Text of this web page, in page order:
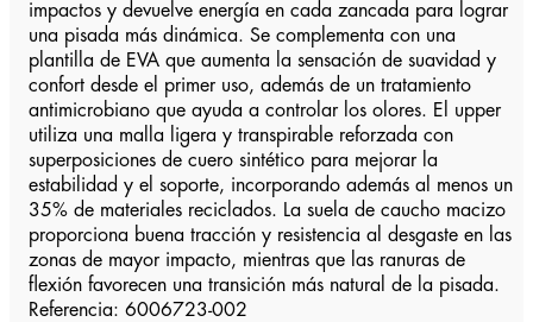
impactos y devuelve energía en cada zancada para lograr
una pisada más dinámica. Se complementa con una
plantilla de EVA que aumenta la sensación de suavidad y
confort desde el primer uso, además de un tratamiento
antimicrobiano que ayuda a controlar los olores. El upper
utiliza una malla ligera y transpirable reforzada con
superposiciones de cuero sintético para mejorar la
estabilidad y el soporte, incorporando además al menos un
35% de materiales reciclados. La suela de caucho macizo
proporciona buena tracción y resistencia al desgaste en las
zonas de mayor impacto, mientras que las ranuras de
flexión favorecen una transición más natural de la pisada.
Referencia: 6006723-002